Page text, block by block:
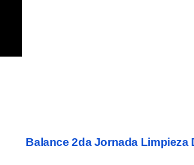
Balance 2da Jornada Limpieza